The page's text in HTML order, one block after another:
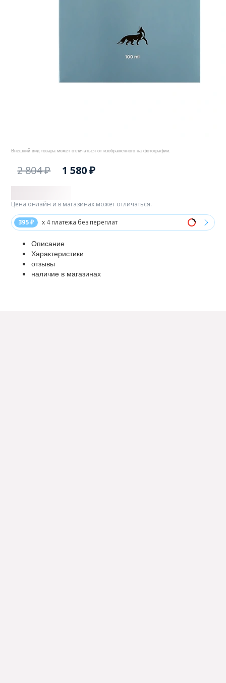
Внешний вид товара может отличаться от изображенного на фотографии.
2 804 ₽ 1 580 ₽
395 ₽ x 4 платежа без переплат
Цена онлайн и в магазинах может отличаться.
Описание
Характеристики
отзывы
наличие в магазинах